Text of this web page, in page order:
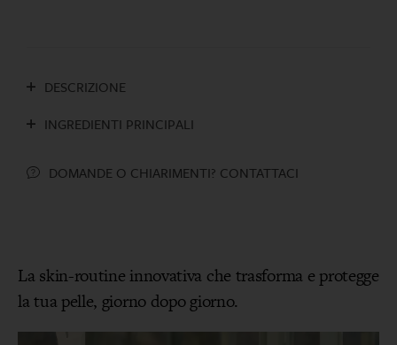
DESCRIZIONE
INGREDIENTI PRINCIPALI
DOMANDE O CHIARIMENTI? CONTATTACI
La skin-routine innovativa che trasforma e protegge
la tua pelle, giorno dopo giorno.